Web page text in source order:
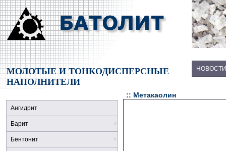
НОВОСТИ
Ангидрит
Барит
Бентонит
МОЛОТЫЕ И ТОНКОДИСПЕРСНЫЕ
НАПОЛНИТЕЛИ
:: Метакаолин